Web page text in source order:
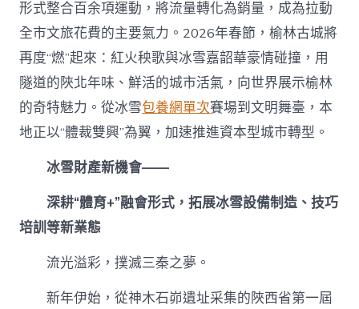
形式整合百余項運動，將流量轉化為銷量，成為拉動
全市文旅花費的主要氣力。2026年春節，榆林古城將
再度“燃”起來：紅火秧歌與冰雪嘉韶華豪情碰撞，用
隧道的陜北年味、鮮活的城市活氣，向世界展示榆林
的奇特魅力。從冰雪包養網單次賽場到文明舞臺，本
地正以“體裁雙興”為翼，加速推進資本型城市轉型。
冰雪財產新機會——
深耕“體育+”融會形式，拓展冰雪設備制造、技巧
培訓等新業態
流光溢彩，撲滅三秦之夢。
新年伊始，從神木石峁遺址采集的陜西省第一屆